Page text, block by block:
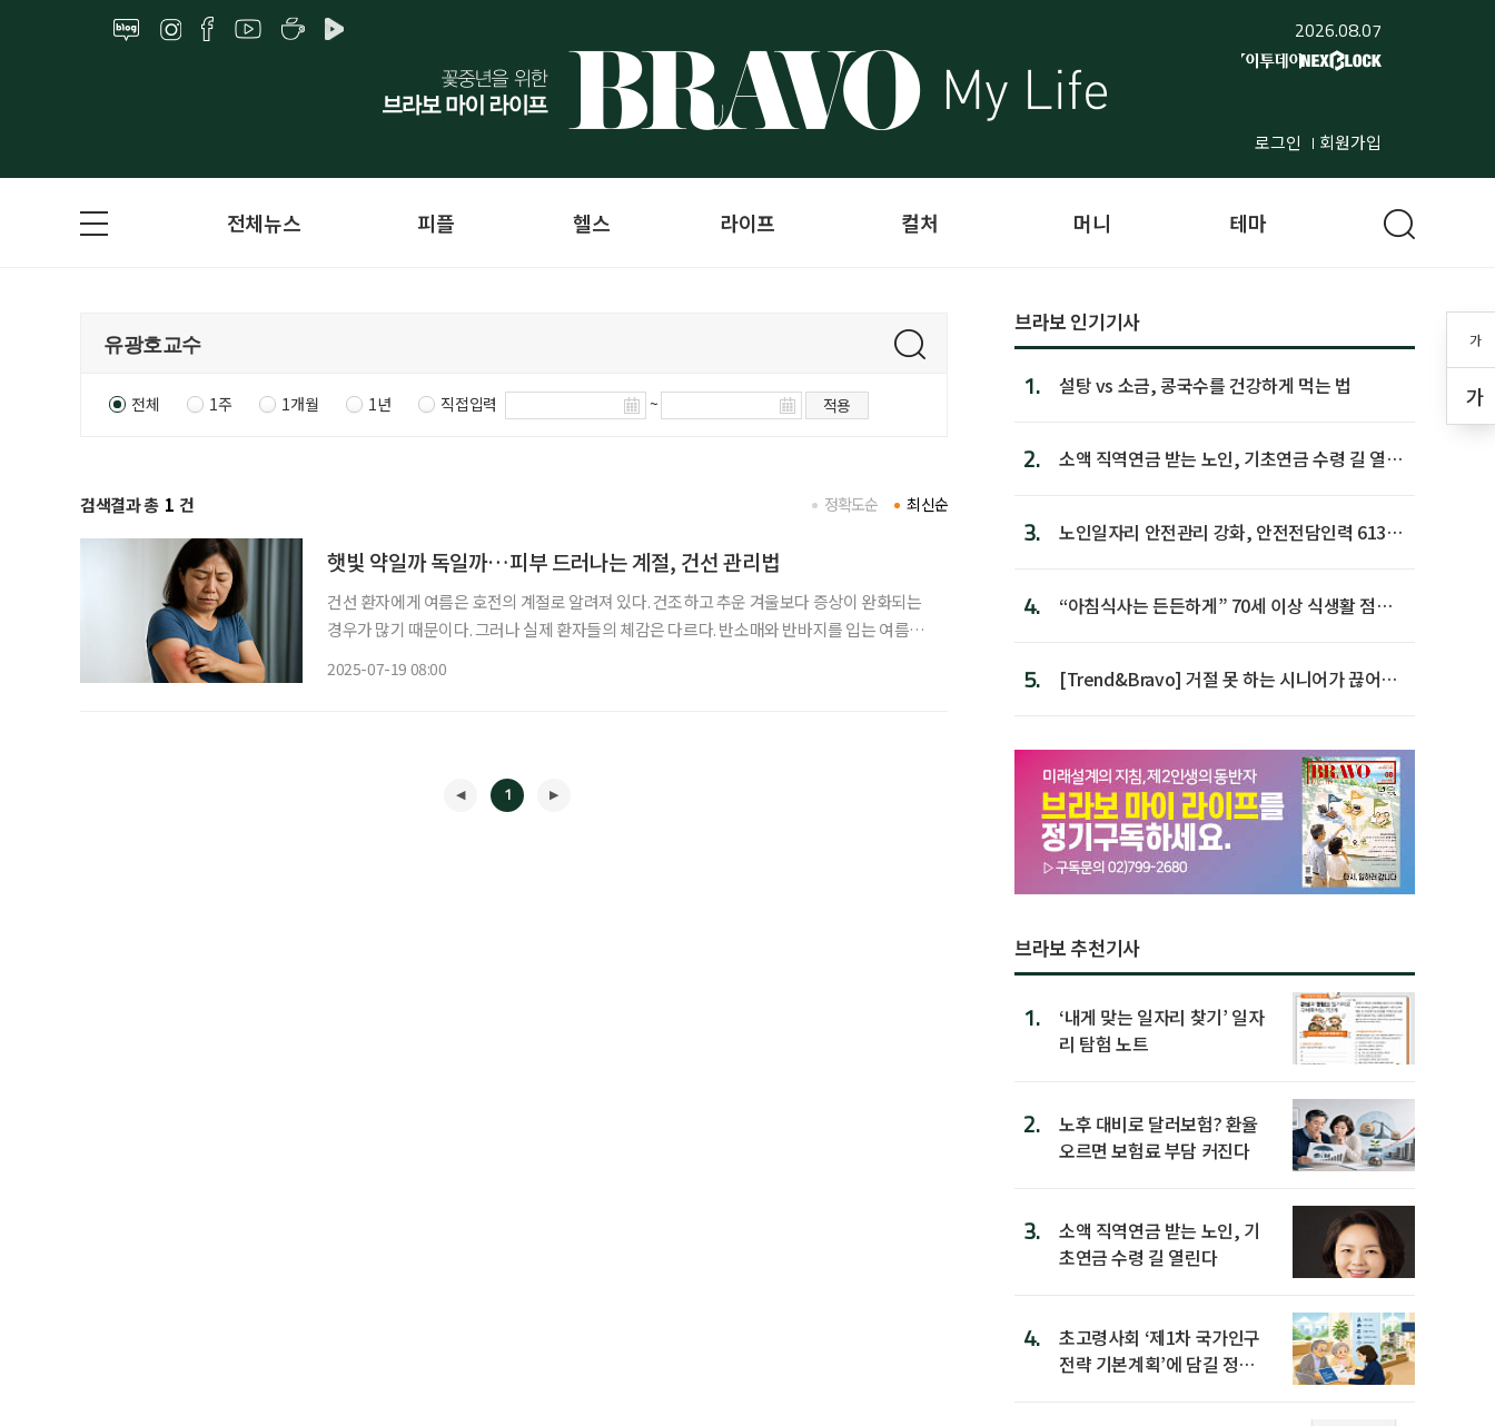
2026.08.07
로그인 회원가입
가
가
전체뉴스 피플 헬스 라이프 컬처 머니 테마
전체 1주 1개월 1년 직접입력 ~ 적용
검색결과 총 1 건 최신순
정확도순
햇빛 약일까 독일까…피부 드러나는 계절, 건선 관리법
건선 환자에게 여름은 호전의 계절로 알려져 있다. 건조하고 추운 겨울보다 증상이 완화되는
경우가 많기 때문이다. 그러나 실제 환자들의 체감은 다르다. 반소매와 반바지를 입는 여름철
2025-07-19 08:00
1
브라보 인기기사
1. 설탕 vs 소금, 콩국수를 건강하게 먹는 법
2.
소액 직역연금 받는 노인, 기초연금 수령 길 열린
3.
노인일자리 안전관리 강화, 안전전담인력 613명
4.
“아침식사는 든든하게” 70세 이상 식생활 점수
5.
[Trend&Bravo] 거절 못 하는 시니어가 끊어야
브라보 추천기사
1.
‘내게 맞는 일자리 찾기’ 일자
리 탐험 노트
2.
노후 대비로 달러보험? 환율
오르면 보험료 부담 커진다
3.
소액 직역연금 받는 노인, 기
초연금 수령 길 열린다
4.
초고령사회 ‘제1차 국가인구
전략 기본계획’에 담길 정책